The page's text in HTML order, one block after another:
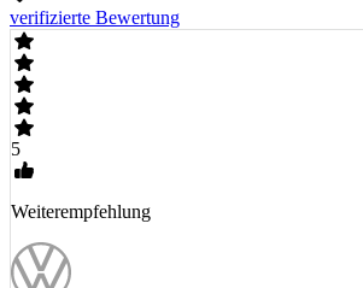
verifizierte Bewertung
5
Weiterempfehlung